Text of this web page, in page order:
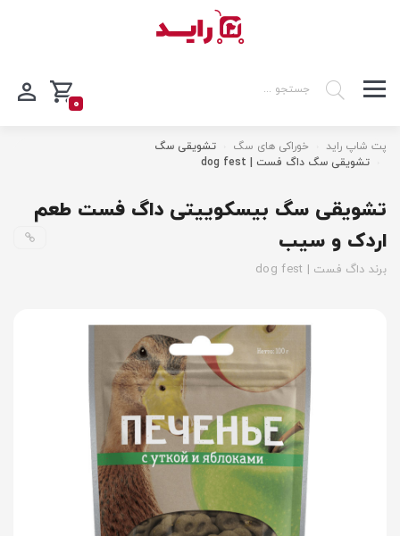
0
پت شاپ راید خوراکی های سگ
تشویقی سگ
تشویقی سگ داگ فست | dog fest
تشویقی سگ بیسکوییتی داگ فست طعم
اردک و سیب
برند داگ فست | dog fest